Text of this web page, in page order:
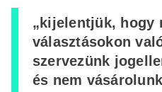
„kijelentjük, hogy
választásokon
szervezünk
és nem